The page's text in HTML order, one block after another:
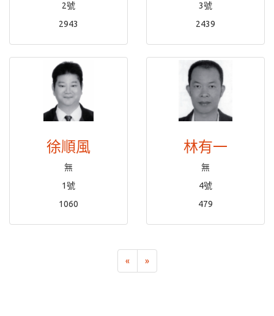
2號
2943
3號
2439
徐順風
無
1號
1060
林有一
無
4號
479
« »